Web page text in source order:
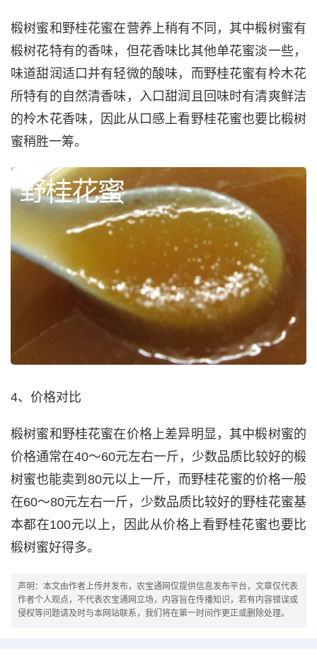
椴树蜜和野桂花蜜在营养上稍有不同，其中椴树蜜有
椴树花特有的香味，但花香味比其他单花蜜淡一些，
味道甜润适口并有轻微的酸味，而野桂花蜜有柃木花
所特有的自然清香味，入口甜润且回味时有清爽鲜洁
的柃木花香味，因此从口感上看野桂花蜜也要比椴树
蜜稍胜一筹。
4、价格对比
椴树蜜和野桂花蜜在价格上差异明显，其中椴树蜜的
价格通常在40～60元左右一斤，少数品质比较好的椴
树蜜也能卖到80元以上一斤，而野桂花蜜的价格一般
在60～80元左右一斤，少数品质比较好的野桂花蜜基
本都在100元以上，因此从价格上看野桂花蜜也要比
椴树蜜好得多。
声明：本文由作者上传并发布，农宝通网仅提供信息发布平台，文章仅代表
作者个人观点，不代表农宝通网立场，内容旨在传播知识，若有内容错误或
侵权等问题请及时与本网站联系，我们将在第一时间作更正或删除处理。